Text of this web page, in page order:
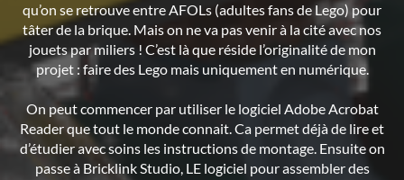
qu’on se retrouve entre AFOLs (adultes fans de Lego) pour
tâter de la brique. Mais on ne va pas venir à la cité avec nos
jouets par miliers ! C’est là que réside l’originalité de mon
projet : faire des Lego mais uniquement en numérique.
On peut commencer par utiliser le logiciel Adobe Acrobat
Reader que tout le monde connait. Ca permet déjà de lire et
d’étudier avec soins les instructions de montage. Ensuite on
passe à Bricklink Studio, LE logiciel pour assembler des